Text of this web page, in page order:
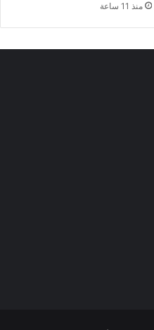
منذ 11 ساعة